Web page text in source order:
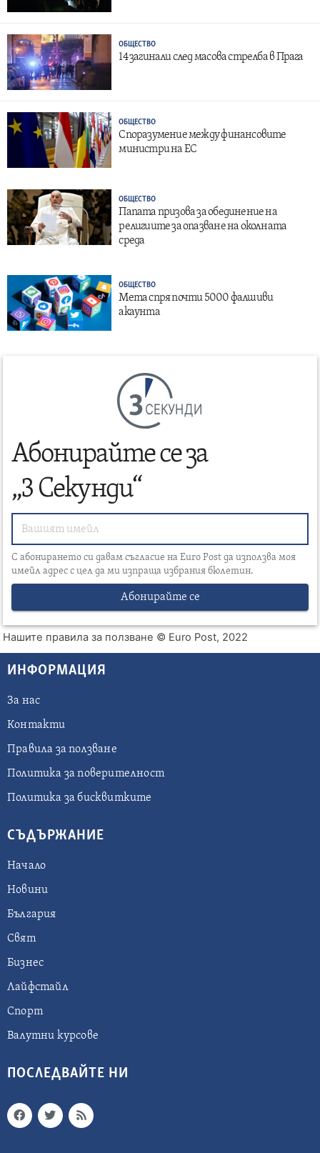
ОБЩЕСТВО
14 загинали след масова стрелба в Прага
ОБЩЕСТВО
Споразумение между финансовите
министри на ЕС
ОБЩЕСТВО
Папата призова за обединение на
религиите за опазване на околната
среда
ОБЩЕСТВО
Мета спря почти 5000 фалшиви
акаунта
СЕКУНДИ
Абонирайте се за
„3 Секунди“
С абонирането си давам съгласие на Euro Post да използва моя
имейл адрес с цел да ми изпраща избрания бюлетин.
Абонирайте се
Нашите правила за ползване © Euro Post, 2022
ИНФОРМАЦИЯ
За нас
Контакти
Правила за ползване
Политика за поверителност
Политика за бисквитките
СЪДЪРЖАНИЕ
Начало
Новини
България
Свят
Бизнес
Лайфстайл
Спорт
Валутни курсове
ПОСЛЕДВАЙТЕ НИ